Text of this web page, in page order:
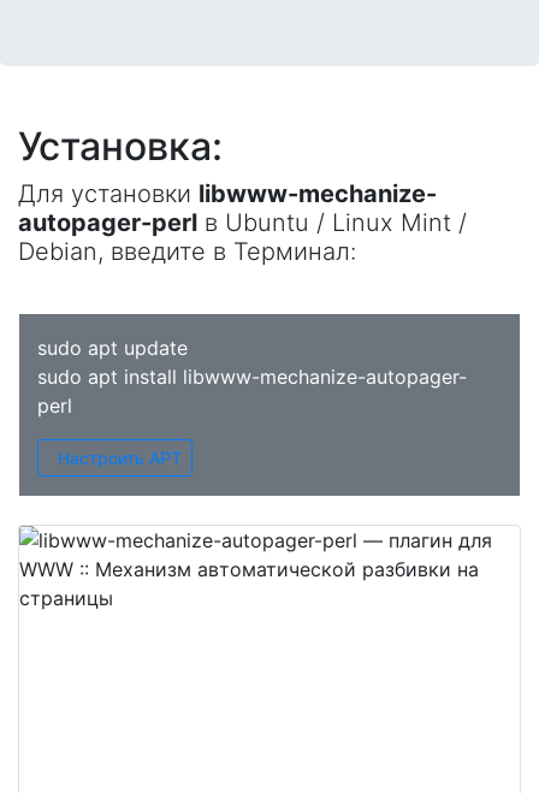
Установка:
Для установки libwww-mechanize-
autopager-perl в Ubuntu / Linux Mint /
Debian, введите в Терминал:
sudo apt update
sudo apt install libwww-mechanize-autopager-
perl
Настроить APT